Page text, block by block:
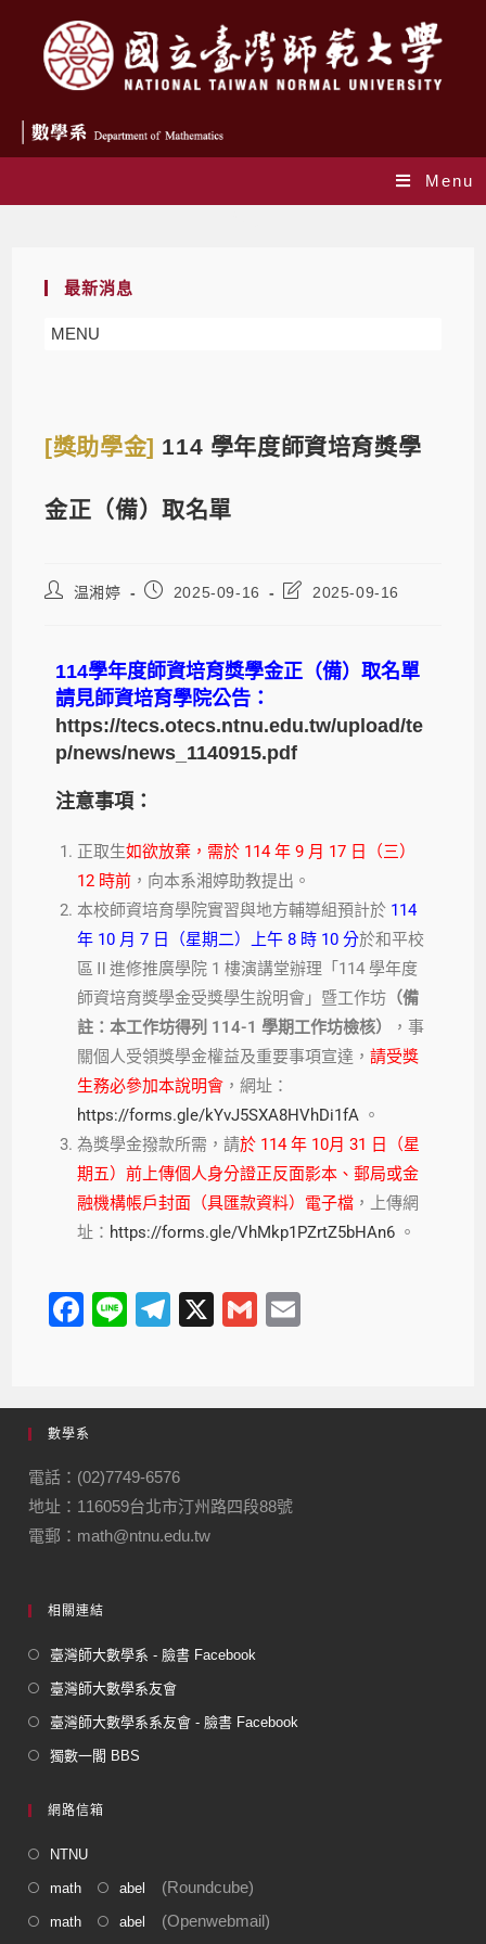
Menu
最新消息
MENU
[獎助學金] 114 學年度師資培育獎學
金正（備）取名單
温湘婷 2025-09-16 2025-09-16
114學年度師資培育獎學金正（備）取名單
請見師資培育學院公告：
https://tecs.otecs.ntnu.edu.tw/upload/te
p/news/news_1140915.pdf
注意事項：
正取生如欲放棄，需於 114 年 9 月 17 日（三）
12 時前 ，向本系湘婷助教提出。
本校師資培育學院實習與地方輔導組預計於 114
年 10 月 7 日（星期二）上午 8 時 10 分於和平校
區Ⅱ進修推廣學院 1 樓演講堂辦理「114 學年度
師資培育獎學金受獎學生說明會」暨工作坊 （備
註：本工作坊得列 114-1 學期工作坊檢核）
，事
關個人受領獎學金權益及重要事項宣達，請受獎
生務必參加本說明會 ，網址：
https://forms.gle/kYvJ5SXA8HVhDi1fA 。
為獎學金撥款所需，請於 114 年 10月 31 日（星
期五）前上傳個人身分證正反面影本、郵局或金
融機構帳戶封面（具匯款資料）電子檔 ，上傳網
址： https://forms.gle/VhMkp1PZrtZ5bHAn6 。
F
e
b
o
o
k
Li
T
gr
m
X
G
數學系
電話：(02)7749-6576
地址：116059台北市汀州路四段88號
電郵：math@ntnu.edu.tw
相關連結
臺灣師大數學系 - 臉書 Facebook
臺灣師大數學系友會
臺灣師大數學系系友會 - 臉書 Facebook
獨數一閣 BBS
網路信箱
NTNU
math abel (Roundcube)
math abel (Openwebmail)